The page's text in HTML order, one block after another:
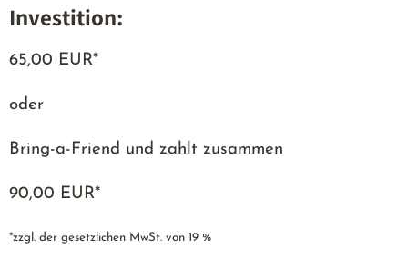
Investition:
65,00 EUR*
oder
Bring-a-Friend und zahlt zusammen
90,00 EUR*
*zzgl. der gesetzlichen MwSt. von 19 %